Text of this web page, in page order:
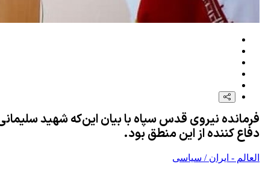
فرمانده نیروی قدس سپاه با بیان این‌که شهید
دفاع کننده از این منطق بود.
العالم - ایران / سیاسی